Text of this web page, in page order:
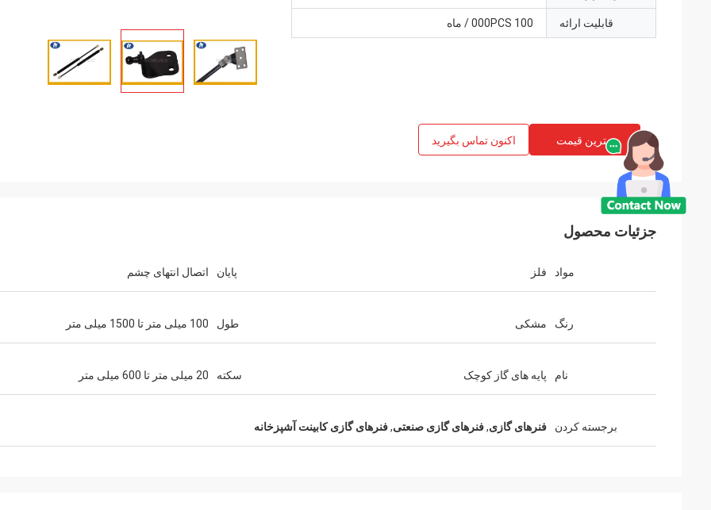
موسیقی را از نوروی سفارش داده
مشکل کیفیتی وجود ندارد و ما از همیشه
چشمه های توتون و تنباکو را سفارش می دهیم و
آنها می توانند در زمان تحویل ، کیفیت بسیار
قابلیت ارائه 100 000PCS / ماه
بهترین قیمت اکنون تماس بگیرید
جزئیات محصول
مواد فلز پایان اتصال انتهای چشم
رنگ مشکی طول 100 میلی متر تا 1500 میلی متر
نام پایه های گاز کوچک سکته 20 میلی متر تا 600 میلی متر
برجسته کردن فنرهای گازی,فنرهای گازی صنعتی,فنرهای گازی کابینت آشپزخانه